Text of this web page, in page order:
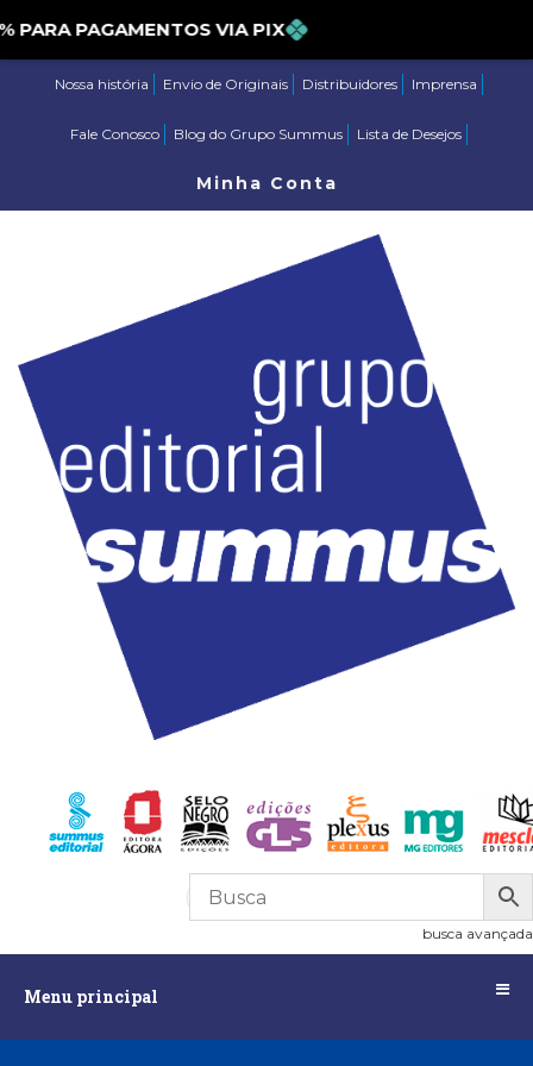
PAGAMENTOS VIA PIX
Nossa história Envio de Originais Distribuidores Imprensa
Fale Conosco Blog do Grupo Summus Lista de Desejos
Minha Conta
R$0,00
busca avançada
Menu principal
principalAssuntos